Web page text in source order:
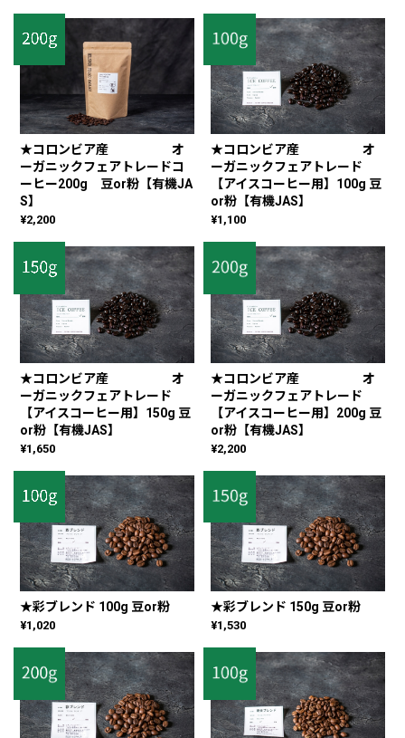
★コロンビア産 オ
ーガニックフェアトレードコ
ーヒー200g 豆or粉【有機JA
S】
¥2,200
★コロンビア産 オ
ーガニックフェアトレード
【アイスコーヒー用】100g 豆
or粉【有機JAS】
¥1,100
★コロンビア産 オ
ーガニックフェアトレード
【アイスコーヒー用】150g 豆
or粉【有機JAS】
¥1,650
★コロンビア産 オ
ーガニックフェアトレード
【アイスコーヒー用】200g 豆
or粉【有機JAS】
¥2,200
★彩ブレンド 100g 豆or粉
¥1,020
★彩ブレンド 150g 豆or粉
¥1,530